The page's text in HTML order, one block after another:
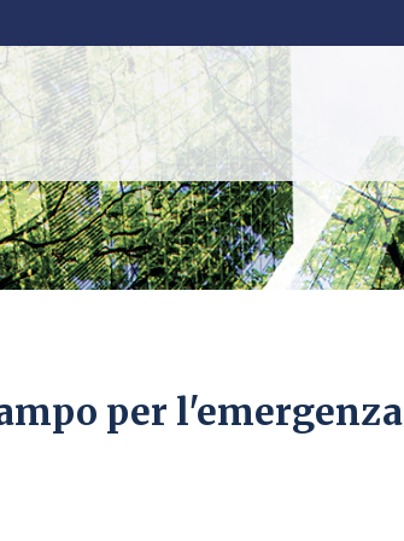
per l'emergenza